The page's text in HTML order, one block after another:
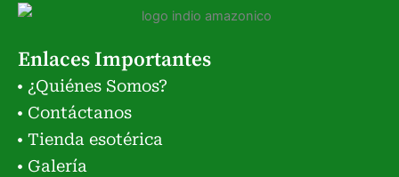
Enlaces Importantes
¿Quiénes Somos?
Contáctanos
Tienda esotérica
Galería